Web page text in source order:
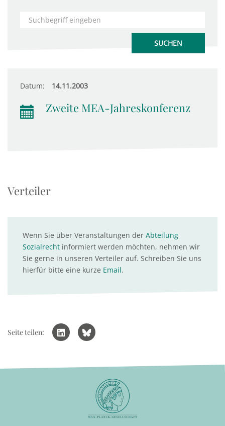
Datum: 14.11.2003
Zweite MEA-Jahreskonferenz
Verteiler
Wenn Sie über Veranstaltungen der Abteilung
Sozialrecht informiert werden möchten, nehmen wir
Sie gerne in unseren Verteiler auf. Schreiben Sie uns
hierfür bitte eine kurze Email.
Seite teilen: